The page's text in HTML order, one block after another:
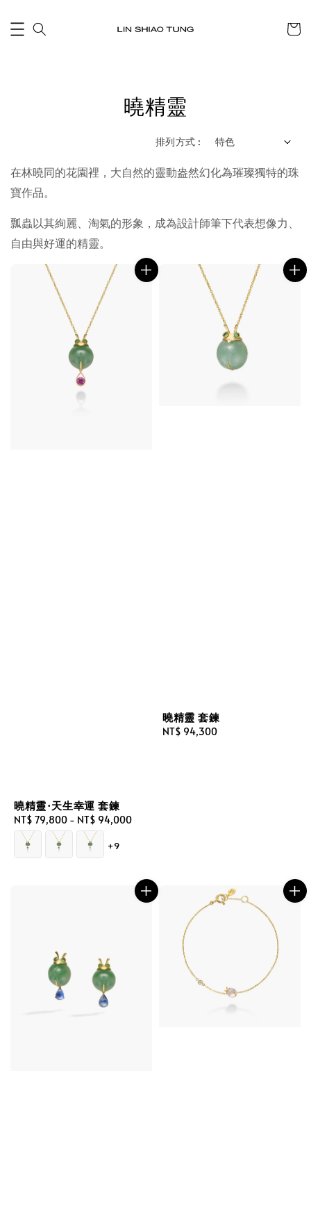
曉精靈
排列方式 :
在林曉同的花園裡，大自然的靈動盎然幻化為璀璨獨特的珠
寶作品。
瓢蟲以其絢麗、淘氣的形象，成為設計師筆下代表想像力、
自由與好運的精靈。
曉精靈·天生幸運 套鍊
Regular
price
NT$ 79,800 - NT$ 94,000
+9
曉精靈 套鍊
Regular
NT$ 94,300